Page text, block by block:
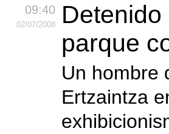
09:40
02/07/2008
parque
Un hombre
Ertzaintza